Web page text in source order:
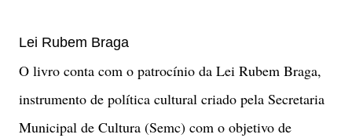
Lei Rubem Braga
O livro conta com o patrocínio da Lei Rubem Braga,
instrumento de política cultural criado pela Secretaria
Municipal de Cultura (Semc) com o objetivo de